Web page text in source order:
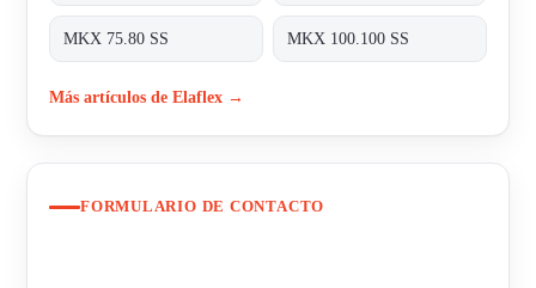
MKX 75.80 SS MKX 100.100 SS
Más artículos de Elaflex →
FORMULARIO DE CONTACTO